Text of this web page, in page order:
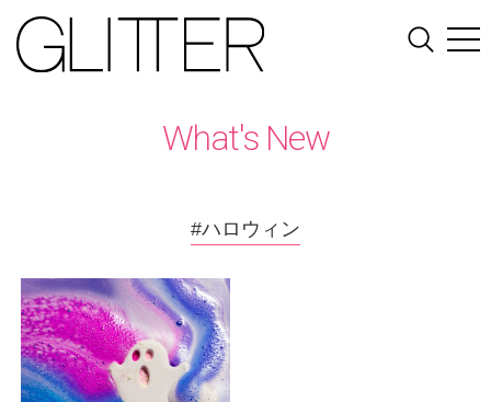
What's New
#ハロウィン